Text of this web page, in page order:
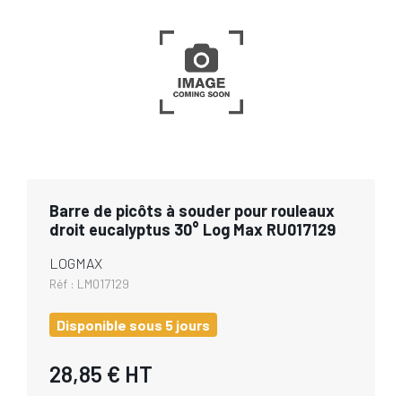
Barre de picôts à souder pour rouleaux
droit eucalyptus 30° Log Max RU017129
LOGMAX
Réf : LM017129
Disponible sous 5 jours
28,85 € HT